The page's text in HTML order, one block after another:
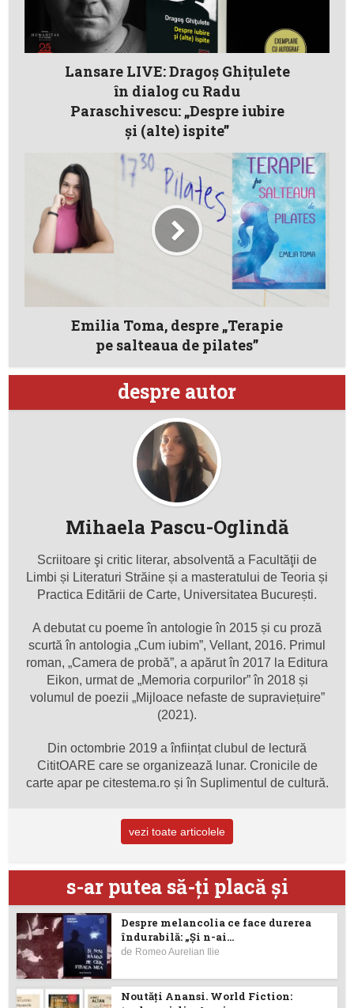
Lansare LIVE: Dragoș Ghițulete
în dialog cu Radu
Paraschivescu: „Despre iubire
și (alte) ispite”
Emilia Toma, despre „Terapie
pe salteaua de pilates”
despre autor
Mihaela Pascu-Oglindă
Scriitoare şi critic literar, absolventă a Facultăţii de
Limbi și Literaturi Străine și a masteratului de Teoria și
Practica Editării de Carte, Universitatea București.
A debutat cu poeme în antologie în 2015 și cu proză
scurtă în antologia „Cum iubim”, Vellant, 2016. Primul
roman, „Camera de probă”, a apărut în 2017 la Editura
Eikon, urmat de „Memoria corpurilor” în 2018 și
volumul de poezii „Mijloace nefaste de supraviețuire”
(2021).
Din octombrie 2019 a înființat clubul de lectură
CititOARE care se organizează lunar. Cronicile de
carte apar pe citestema.ro și în Suplimentul de cultură.
vezi toate articolele
s-ar putea să-ţi placă şi
Despre melancolia ce face durerea
îndurabilă: „Și n-ai...
de Romeo Aurelian Ilie
Noutăţi Anansi. World Fiction: